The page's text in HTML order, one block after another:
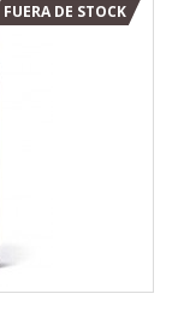
FUERA DE STOCK